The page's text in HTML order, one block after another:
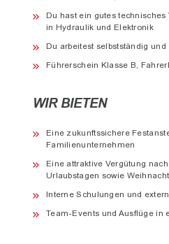
Du hast ein gutes
in Hydraulik und Elektronik
Du arbeitest selbstständig und
Führerschein Klasse B,
WIR BIETEN
Eine zukunftssichere
Familienunternehmen
Eine attraktive Vergütung
Urlaubstagen sowie
Interne Schulungen und
Team-Events und Ausflüge in